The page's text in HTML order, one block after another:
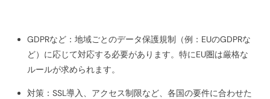
GDPRなど：地域ごとのデータ保護規制（例：EUのGDPRな
ど）に応じて対応する必要があります。特にEU圏は厳格な
ルールが求められます。
対策：SSL導入、アクセス制限など、各国の要件に合わせた